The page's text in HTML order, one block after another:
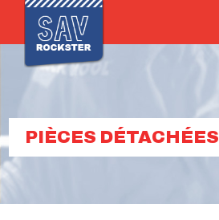
PIÈCES DÉTACHÉES